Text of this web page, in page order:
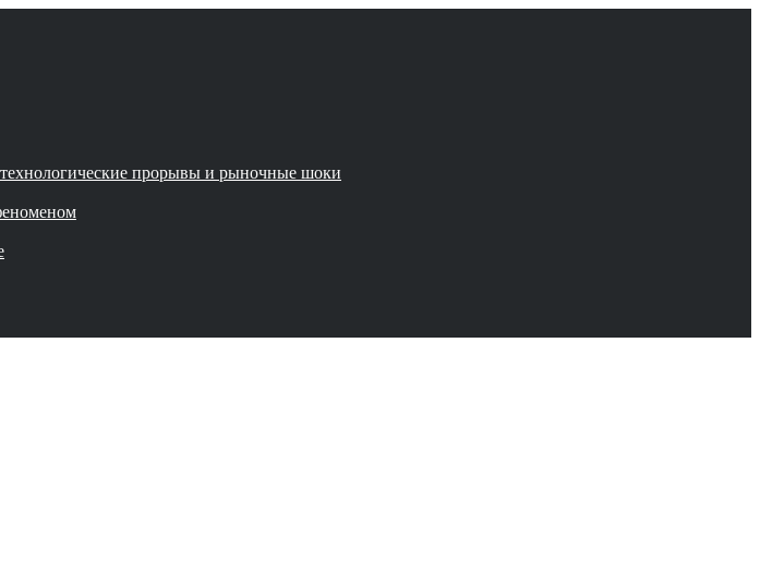
прорывы и рыночные шоки